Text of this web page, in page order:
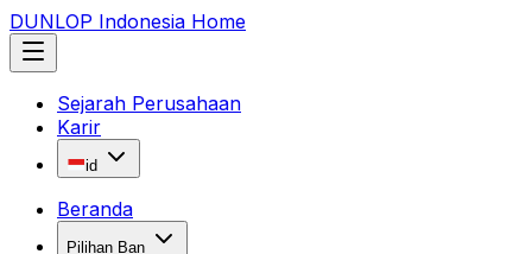
DUNLOP Indonesia Home
Sejarah Perusahaan
Karir
id
Beranda
Pilihan Ban